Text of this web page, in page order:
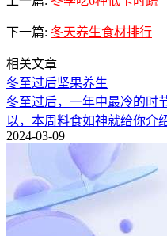
下一篇: 冬天养生食材排行
相关文章
冬至过后坚果养生
冬至过后，一年中最冷的时
以，本周料食如神就给你介
2024-03-09